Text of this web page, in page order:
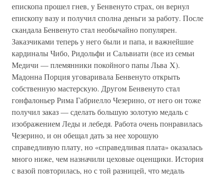
епископа прошел гнев, у Бенвенуто страх, он вернул
епископу вазу и получил сполна деньги за работу. После
скандала Бенвенуто стал необычайно популярен.
Заказчиками теперь у него были и папа, и важнейшие
кардиналы Чибо, Ридольфи и Сальвиати (все из семьи
Медичи — племянники покойного папы Льва X).
Мадонна Порция уговаривала Бенвенуто открыть
собственную мастерскую. Другом Бенвенуто стал
гонфалоньер Рима Габриелло Чезерино, от него он тоже
получил заказ — сделать большую золотую медаль с
изображением Леды и лебедя. Работа очень понравилась
Чезерино, и он обещал дать за нее хорошую
справедливую плату, но «справедливая плата» оказалась
много ниже, чем назначили цеховые оценщики. История
с вазой повторилась, но с той разницей, что медаль